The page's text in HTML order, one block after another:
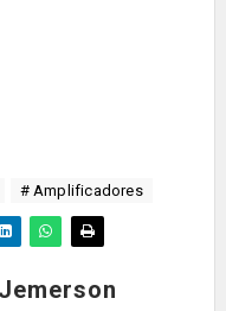
# Amplificadores